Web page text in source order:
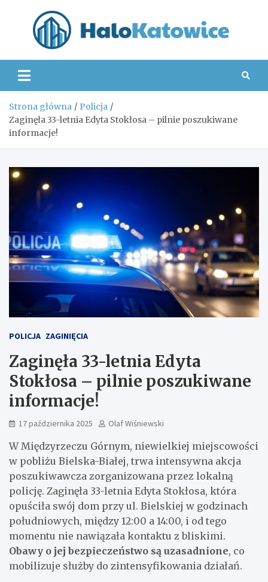
Strona główna
Policja
Zaginęła 33-letnia Edyta Stokłosa – pilnie poszukiwane
informacje!
POLICJA ZAGINIĘCIA
Zaginęła 33-letnia Edyta
Stokłosa – pilnie poszukiwane
informacje!
17 października 2025 Olaf Wiśniewski
W Międzyrzeczu Górnym, niewielkiej miejscowości
w pobliżu Bielska-Białej, trwa intensywna akcja
poszukiwawcza zorganizowana przez lokalną
policję. Zaginęła 33-letnia Edyta Stokłosa, która
opuściła swój dom przy ul. Bielskiej w godzinach
południowych, między 12:00 a 14:00, i od tego
momentu nie nawiązała kontaktu z bliskimi.
Obawy o jej bezpieczeństwo są uzasadnione, co
mobilizuje służby do zintensyfikowania działań.